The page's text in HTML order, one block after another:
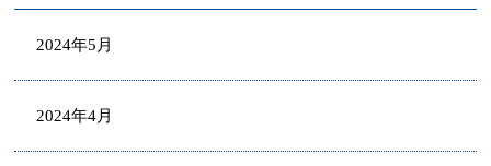
2024年5月
2024年4月